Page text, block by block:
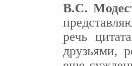
В.С.
речь
друзьями,